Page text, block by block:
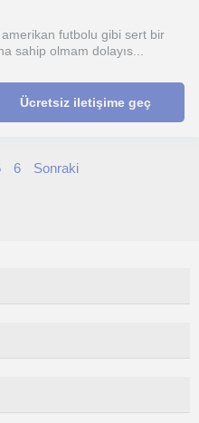
futbolu gibi sert bir
sahip olmam dolayıs...
Ücretsiz iletişime geç
6 Sonraki